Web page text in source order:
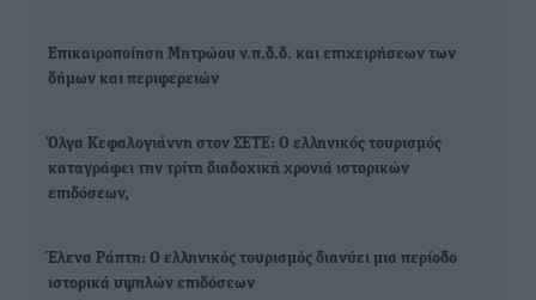
Επικαιροποίηση Μητρώου ν.π.δ.δ. και επιχειρήσεων των
δήμων και περιφερειών
Όλγα Κεφαλογιάννη στον ΣΕΤΕ: Ο ελληνικός τουρισμός
καταγράφει την τρίτη διαδοχική χρονιά ιστορικών
επιδόσεων,
Έλενα Ράπτη: Ο ελληνικός τουρισμός διανύει μια περίοδο
ιστορικά υψηλών επιδόσεων